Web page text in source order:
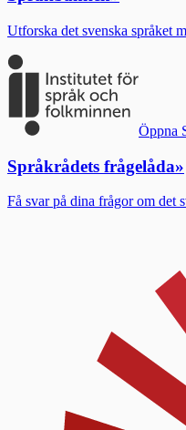
Utforska det svenska språket
Öppna
Språkrådets frågelåda»
Få svar på dina frågor om det